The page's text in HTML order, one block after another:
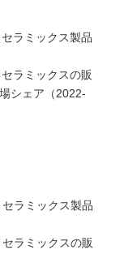
ラミックス製品
ラミックスの販
シェア（2022-
ラミックス製品
ラミックスの販